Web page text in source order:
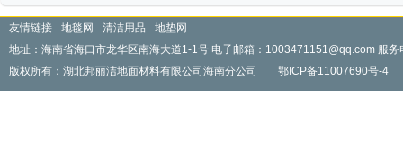
友情链接 地毯网 清洁用品
地垫网
地址：海南省海口市龙华区南海大道1-1号 电子邮箱：1003471151@qq.com 服
版权所有：湖北邦丽洁地面材料有限公司海南分公司
鄂ICP备11007690号-4